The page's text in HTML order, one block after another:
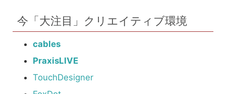
今「大注目」クリエイティブ環境
cables
PraxisLIVE
TouchDesigner